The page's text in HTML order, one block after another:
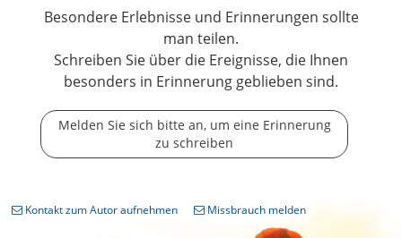
Besondere Erlebnisse und Erinnerungen sollte
man teilen.
Schreiben Sie über die Ereignisse, die Ihnen
besonders in Erinnerung geblieben sind.
Melden Sie sich bitte an, um eine Erinnerung
zu schreiben
Kontakt zum Autor aufnehmen Missbrauch melden